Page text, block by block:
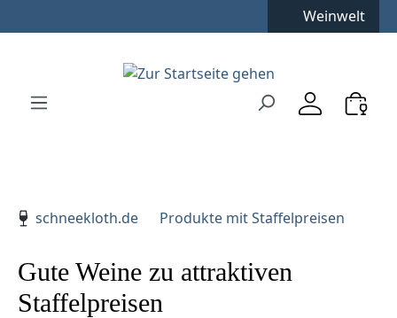
Zur Hauptnavigation springen
Weinwelt
schneekloth.de
Produkte mit Staffelpreisen
Gute Weine zu attraktiven
Staffelpreisen